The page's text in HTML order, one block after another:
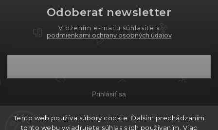
Tento web používa súbory cookie. Ďalším prechádzaním
tohto webu vyjadrujete súhlas s ich používaním. Viac
Odoberať newsletter
Vložením e-mailu súhlasíte s
podmienkami ochrany osobných údajov
Prihlásiť sa